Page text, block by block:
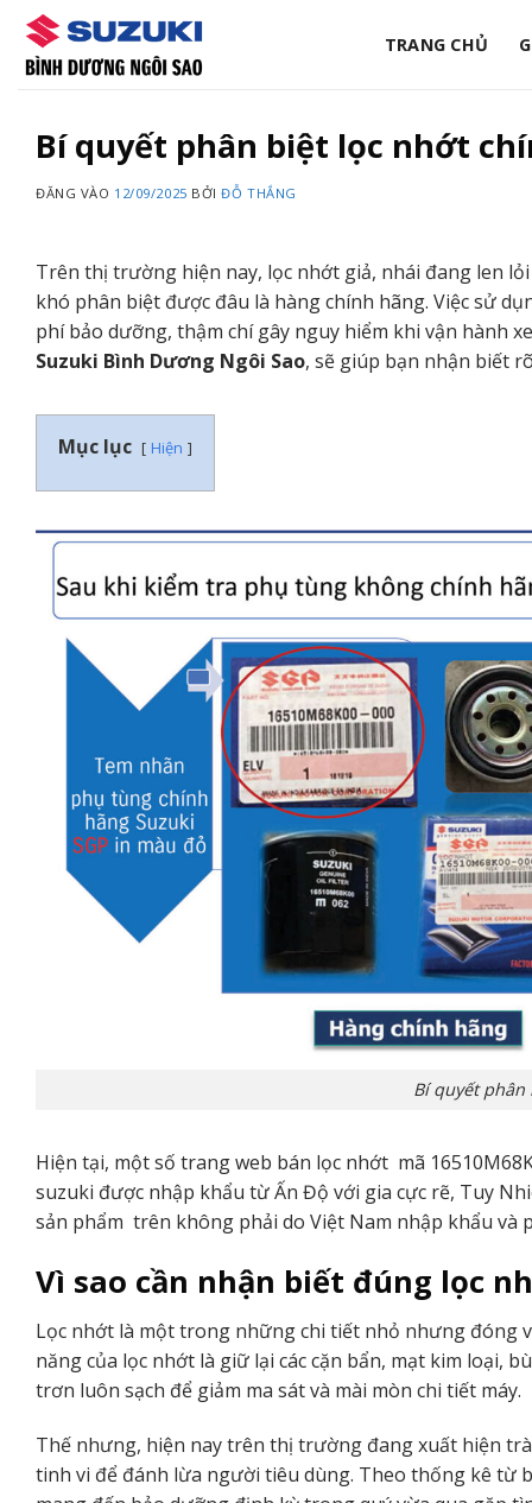
qua
nội
TRANG CHỦ
Bí quyết phân biệt lọc nhớt
ĐĂNG VÀO 12/09/2025 BỞIĐỖ THẮNG
Trên thị trường hiện nay, lọc nhớt giả, nhái đang len
khó phân biệt được đâu là hàng chính hãng. Việc sử
phí bảo dưỡng, thậm chí gây nguy hiểm khi vận hành
Suzuki Bình Dương Ngôi Sao, sẽ giúp bạn nhận biết
Mục lục Hiện
Bí quyết
Hiện tại, một số trang web bán lọc nhớt mã
suzuki được nhập khẩu từ Ấn Độ với gia cực rẽ, Tuy
sản phẩm trên không phải do Việt Nam nhập khẩu và
Vì sao cần nhận biết đúng lọc
Lọc nhớt là một trong những chi tiết nhỏ nhưng đóng
năng của lọc nhớt là giữ lại các cặn bẩn, mạt kim loại,
trơn luôn sạch để giảm ma sát và mài mòn chi tiết máy.
Thế nhưng, hiện nay trên thị trường đang xuất hiện
tinh vi để đánh lừa người tiêu dùng. Theo thống kê từ